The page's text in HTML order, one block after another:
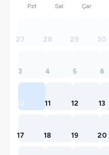
Pzt Sal Çar
27 28 29 30
3 4 5 6
10 11 12 13
17 18 19 20